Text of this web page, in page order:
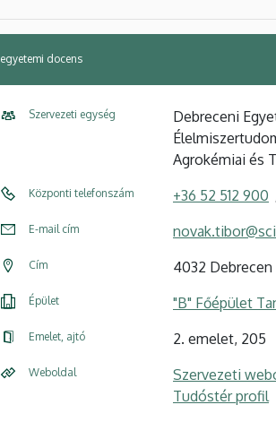
egyetemi docens
Szervezeti egység
Debreceni
Agrokémiai és
Központi telefonszám +36 52 512 900
E-mail cím
Cím 4032
Épület "B" Főépület
Emelet, ajtó 2. emelet, 205
Weboldal
Szervezeti
Tudóstér profil